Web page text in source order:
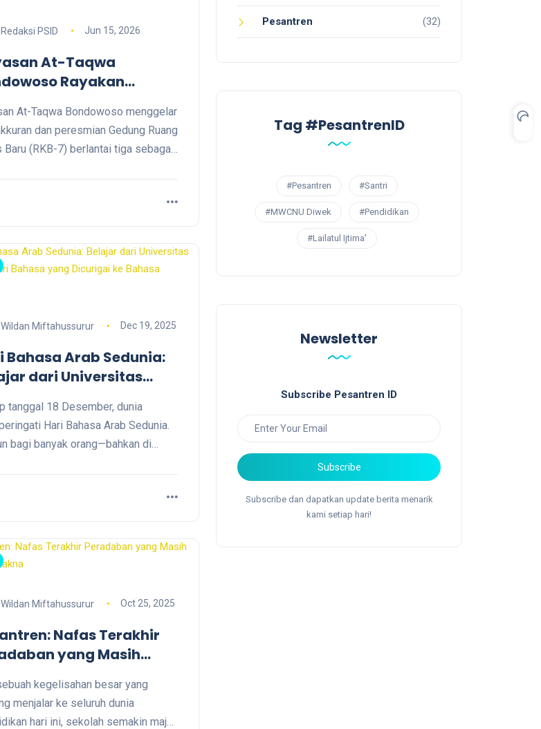
Redaksi PSID Jun 15, 2026
At-Taqwa
Rayakan
Jangka Panjang
Kemajuan Pendidikan
At-Taqwa Bondowoso menggelar
dan peresmian Gedung Ruang
Baru (RKB-7) berlantai tiga sebagai
aktivitas belajar
Wildan Miftahussurur Dec 19, 2025
Bahasa Arab Sedunia:
dari Universitas
ke Bahasa
tanggal 18 Desember, dunia
Hari Bahasa Arab Sedunia.
bagi banyak orang—bahkan di
pidato, pembacaan puisi, atau
apa makna strategis bahasa
lagi kita belajar
Wildan Miftahussurur Oct 25, 2025
Nafas Terakhir
yang Masih
kegelisahan besar yang
menjalar ke seluruh dunia
hari ini, sekolah semakin maju
Pesantren (32)
Tag #PesantrenID
#Pesantren #Santri
#MWCNU Diwek #Pendidikan
#Lailatul Ijtima'
Newsletter
Subscribe Pesantren ID
Subscribe
Subscribe dan dapatkan update berita menarik
kami setiap hari!